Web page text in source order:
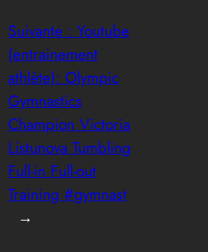
Suivante :Youtube
(entrainement
athlète): Olympic
Gymnastics
Champion Victoria
Listunova Tumbling
Full-in Full-out
Training #gymnast
→